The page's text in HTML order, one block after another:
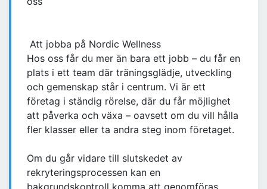
Att jobba på Nordic Wellness
Hos oss får du mer än bara ett jobb – du får en
plats i ett team där träningsglädje, utveckling
och gemenskap står i centrum. Vi är ett
företag i ständig rörelse, där du får möjlighet
att påverka och växa – oavsett om du vill hålla
fler klasser eller ta andra steg inom företaget.
Om du går vidare till slutskedet av
rekryteringsprocessen kan en